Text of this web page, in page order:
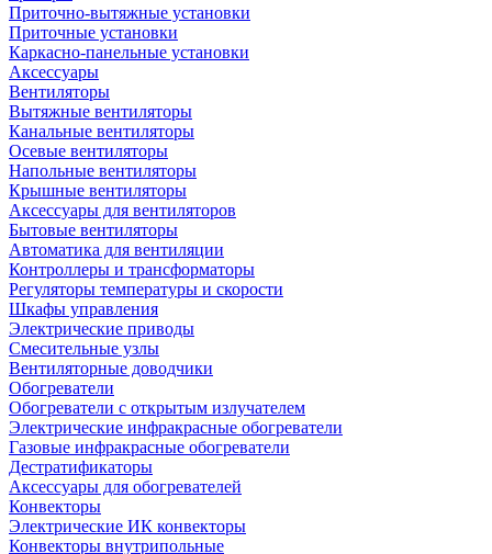
Приточно-вытяжные установки
Приточные установки
Каркасно-панельные установки
Аксессуары
Вентиляторы
Вытяжные вентиляторы
Канальные вентиляторы
Осевые вентиляторы
Напольные вентиляторы
Крышные вентиляторы
Аксессуары для вентиляторов
Бытовые вентиляторы
Автоматика для вентиляции
Контроллеры и трансформаторы
Регуляторы температуры и скорости
Шкафы управления
Электрические приводы
Смесительные узлы
Вентиляторные доводчики
Обогреватели
Обогреватели с открытым излучателем
Электрические инфракрасные обогреватели
Газовые инфракрасные обогреватели
Дестратификаторы
Аксессуары для обогревателей
Конвекторы
Электрические ИК конвекторы
Конвекторы внутрипольные